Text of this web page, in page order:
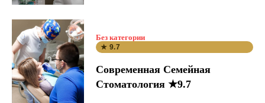
Без категории
★ 9.7
Современная Семейная
Стоматология ★9.7